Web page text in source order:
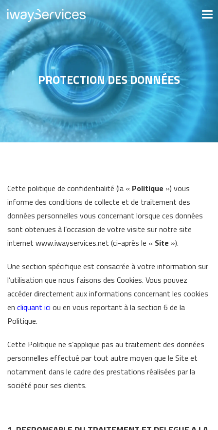
PROTECTION DES DONNÉES
Cette politique de confidentialité (la « Politique ») vous
informe des conditions de collecte et de traitement des
données personnelles vous concernant lorsque ces données
sont obtenues à l’occasion de votre visite sur notre site
internet www.iwayservices.net (ci-après le « Site »).
Une section spécifique est consacrée à votre information sur
l’utilisation que nous faisons des Cookies. Vous pouvez
accéder directement aux informations concernant les cookies
en cliquant ici ou en vous reportant à la section 6 de la
Politique.
Cette Politique ne s’applique pas au traitement des données
personnelles effectué par tout autre moyen que le Site et
notamment dans le cadre des prestations réalisées par la
société pour ses clients.